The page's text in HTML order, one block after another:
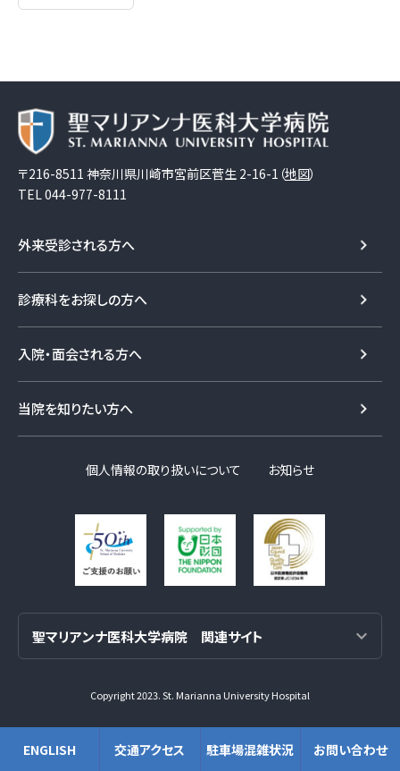
ENGLISH 交通アクセス 駐車場混雑状況 お問い合わせ
〒216-8511 神奈川県川崎市宮前区菅生 2-16-1（地図）
TEL044-977-8111
外来受診される方へ
診療科をお探しの方へ
入院・面会される方へ
当院を知りたい方へ
個人情報の取り扱いについて お知らせ
Copyright 2023. St. Marianna University Hospital